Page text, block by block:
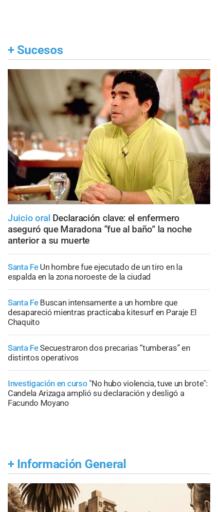
+ Sucesos
Juicio oral Declaración clave: el enfermero
aseguró que Maradona “fue al baño” la noche
anterior a su muerte
Santa Fe Un hombre fue ejecutado de un tiro en la
espalda en la zona noroeste de la ciudad
Santa Fe Buscan intensamente a un hombre que
desapareció mientras practicaba kitesurf en Paraje El
Chaquito
Santa FeSecuestraron dos precarias “tumberas” en
distintos operativos
Investigación en curso "No hubo violencia, tuve un brote":
Candela Arizaga amplió su declaración y desligó a
Facundo Moyano
+ Información General